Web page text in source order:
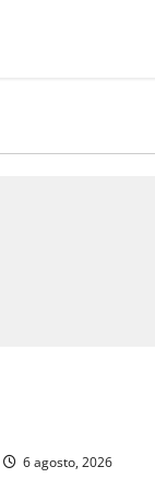
6 agosto, 2026